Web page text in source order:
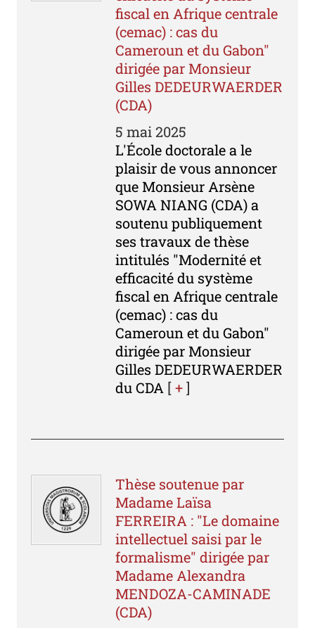
fiscal en Afrique centrale
(cemac) : cas du
Cameroun et du Gabon"
dirigée par Monsieur
Gilles DEDEURWAERDER
(CDA)
5 mai 2025
L'École doctorale a le
plaisir de vous annoncer
que Monsieur Arsène
SOWA NIANG (CDA) a
soutenu publiquement
ses travaux de thèse
intitulés "Modernité et
efficacité du système
fiscal en Afrique centrale
(cemac) : cas du
Cameroun et du Gabon"
dirigée par Monsieur
Gilles DEDEURWAERDER
du CDA [+]
Thèse soutenue par
Madame Laïsa
FERREIRA : "Le domaine
intellectuel saisi par le
formalisme" dirigée par
Madame Alexandra
MENDOZA-CAMINADE
(CDA)